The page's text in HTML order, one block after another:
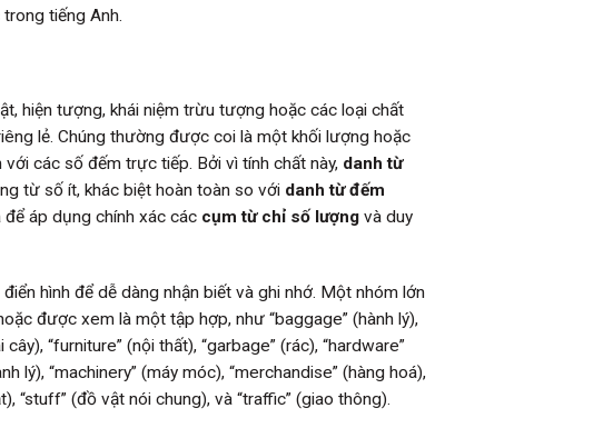
tiếng Anh.
hiện tượng, khái niệm trừu tượng hoặc các loại chất
lẻ. Chúng thường được coi là một khối lượng hoặc
các số đếm trực tiếp. Bởi vì tính chất này, danh từ
từ số ít, khác biệt hoàn toàn so với danh từ đếm
để áp dụng chính xác các cụm từ chỉ số lượng và duy
hình để dễ dàng nhận biết và ghi nhớ. Một nhóm lớn
được xem là một tập hợp, như “baggage” (hành lý),
“furniture” (nội thất), “garbage” (rác), “hardware”
lý), “machinery” (máy móc), “merchandise” (hàng hoá),
“stuff” (đồ vật nói chung), và “traffic” (giao thông).